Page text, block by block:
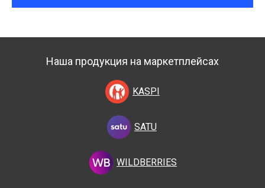
Наша продукция на маркетплейсах
KASPI
SATU
WILDBERRIES